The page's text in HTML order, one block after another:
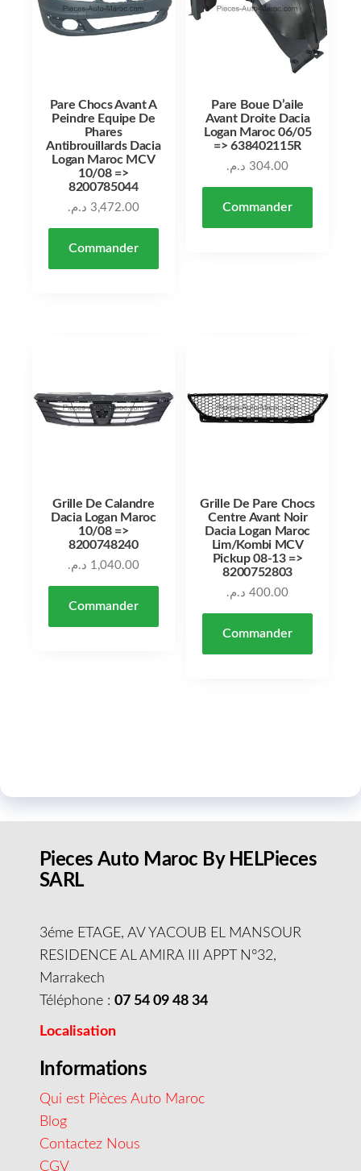
Pare Chocs Avant A
Peindre Equipe De
Phares
Antibrouillards Dacia
Logan Maroc MCV
10/08 =>
8200785044
3,472.00 د.م.
Commander
Pare Boue D’aile
Avant Droite Dacia
Logan Maroc 06/05
=> 638402115R
304.00 د.م.
Commander
Grille De Calandre
Dacia Logan Maroc
10/08 =>
8200748240
1,040.00 د.م.
Commander
Grille De Pare Chocs
Centre Avant Noir
Dacia Logan Maroc
Lim/Kombi MCV
Pickup 08-13 =>
8200752803
400.00 د.م.
Commander
Pieces Auto Maroc By HELPieces
SARL
3éme ETAGE, AV YACOUB EL MANSOUR
RESIDENCE AL AMIRA III APPT N°32,
Marrakech
Téléphone : 07 54 09 48 34
Localisation
Informations
Qui est Pièces Auto Maroc
Blog
Contactez Nous
CGV